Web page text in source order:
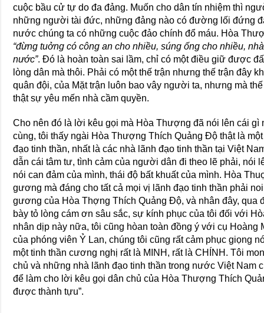
cuộc bầu cử tự do đa đảng. Muốn cho dân tín nhiệm thì
những người tài đức, những đảng nào có đường lối đứng
nước chúng ta có những cuộc đảo chính đổ máu. Hòa
“đừng tuởng có công an cho nhiều, súng ống cho nhiều,
nước”. Ðó là hoàn toàn sai lầm, chỉ có một điều giữ được
lòng dân mà thôi. Phải có một thế trận nhưng thế trận đây
quân đội, của Mặt trận luôn bao vây người ta, nhưng mà
thật sự yêu mến nhà cầm quyền.
Cho nên đó là lời kêu gọi mà Hòa Thượng đã nói lên cái gì
cùng, tôi thấy ngài Hòa Thượng Thích Quảng Ðộ thật là
đạo tinh thần, nhất là các nhà lãnh đạo tinh thần tại Việt
dẫn cái tâm tư, tình cảm của người dân đi theo lẽ phải, nói
nói can đảm của mình, thái độ bất khuất của mình. Hòa
gương mà đáng cho tất cả mọi vị lãnh đạo tinh thần phải
gương của Hòa Thợng Thích Quảng Ðộ, và nhân đây, qua
bày tỏ lòng cám ơn sâu sắc, sự kính phục của tôi đối với
nhân dịp này nữa, tôi cũng hòan toàn đồng ý với cụ Hoàng
của phóng viên Ỷ Lan, chúng tôi cũng rất cảm phục giọng
một tinh thần cương nghị rất là MINH, rất là CHÍNH. Tôi
chủ và những nhà lãnh đạo tinh thần trong nước Việt Nam
để làm cho lời kêu gọi dân chủ của Hòa Thượng Thích
được thành tựu”.